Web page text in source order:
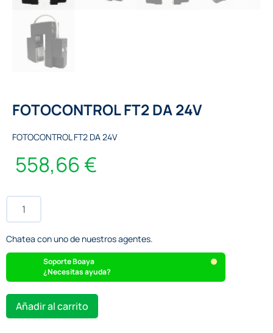
FOTOCONTROL FT2 DA 24V
FOTOCONTROL FT2 DA 24V
558,66 €
Chatea con uno de nuestros agentes.
Soporte Boaya
¿Necesitas ayuda?
Añadir al carrito